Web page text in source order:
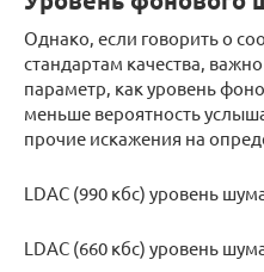
Однако, если говорить о
стандартам качества,
параметр, как уровень
меньше вероятность
прочие искажения на
LDAC (990 кбс) уровень
LDAC (660 кбс) уровень